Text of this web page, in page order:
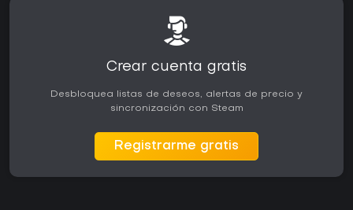
Crear cuenta gratis
Desbloquea listas de deseos, alertas de precio y
sincronización con Steam
Registrarme gratis